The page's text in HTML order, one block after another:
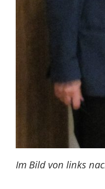
Im Bild von links